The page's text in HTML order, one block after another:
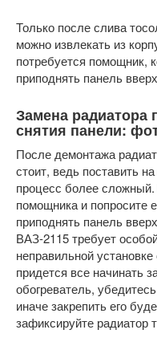
Только после слива
можно извлекать из
потребуется помощник,
приподнять панель
Замена радиатора
снятия панели:
После демонтажа
стоит, ведь поставить
процесс более сложный.
помощника и попросите
приподнять панель
ВАЗ-2115 требует
неправильной
придется все начинать
обогреватель,
иначе закрепить его
зафиксируйте радиатор